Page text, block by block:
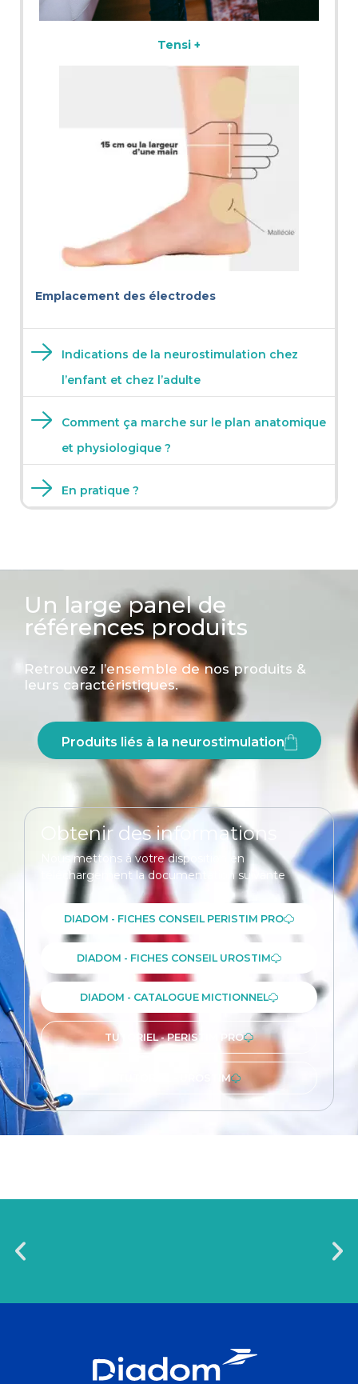
Tensi +
Emplacement des électrodes
Indications de la neurostimulation chez
l’enfant et chez l’adulte
Comment ça marche sur le plan anatomique
et physiologique ?
En pratique ?
Un large panel de
références produits
Retrouvez l’ensemble de nos produits &
leurs caractéristiques.
Produits liés à la neurostimulation
Obtenir des informations
Nous mettons à votre disposition en
téléchargement la documentation suivante
DIADOM - FICHES CONSEIL PERISTIM PRO
DIADOM - FICHES CONSEIL UROSTIM
DIADOM - CATALOGUE MICTIONNEL
TUTORIEL - PERISTIM PRO
TUTORIEL - UROSTIM